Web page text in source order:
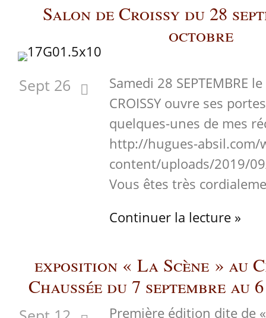
Salon de Croissy du 28
octobre
Sept 26
Samedi 28 SEPTEMBRE
CROISSY ouvre ses
quelques-unes de mes
http://hugues-absil.com/
content/uploads/2019/
Vous êtes très
Continuer la lecture »
exposition « La Scène » au
Chaussée du 7 septembre au
Première édition dite de